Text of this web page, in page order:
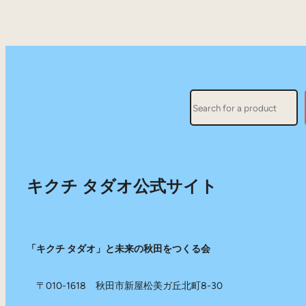
キクチ タダオ公式サイト
「キクチ タダオ」と未来の秋田をつくる会
〒010-1618 秋田市新屋松美ガ丘北町8-30